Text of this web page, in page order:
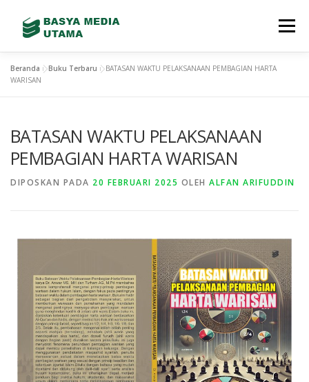
Menu
TENTANG KAMI
GALLERY TEAM TERBITAN BARU
CONTACT STORE
Beranda »Buku Terbaru »BATASAN WAKTU PELAKSANAAN PEMBAGIAN HARTA
WARISAN
BATASAN WAKTU PELAKSANAAN
PEMBAGIAN HARTA WARISAN
DIPOSKAN PADA 20 FEBRUARI 2025 OLEH ALFAN ARIFUDDIN